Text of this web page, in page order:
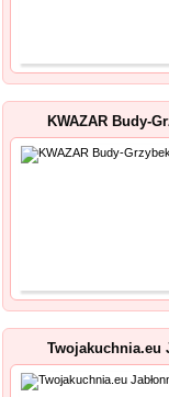
KWAZAR Budy-
Twojakuchnia.eu